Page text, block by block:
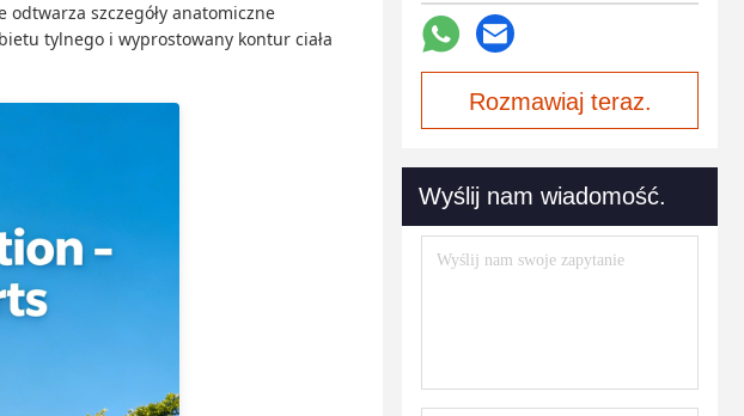
szczegóły anatomiczne
tylnego i wyprostowany kontur ciała
Rozmawiaj teraz.
Wyślij nam wiadomość.